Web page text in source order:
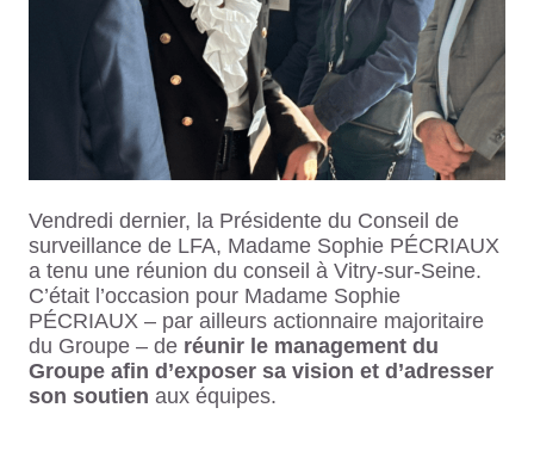
Vendredi dernier, la Présidente du Conseil de
surveillance de LFA, Madame Sophie PÉCRIAUX
a tenu une réunion du conseil à Vitry-sur-Seine.
C’était l’occasion pour Madame Sophie
PÉCRIAUX – par ailleurs actionnaire majoritaire
du Groupe – de réunir le management du
Groupe afin d’exposer sa vision et d’adresser
son soutien aux équipes.